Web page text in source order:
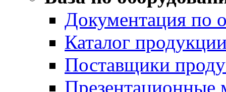
Документация по
Каталог
Поставщики
Презентационные